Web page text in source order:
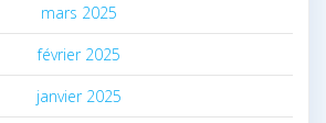
mars 2025
février 2025
janvier 2025